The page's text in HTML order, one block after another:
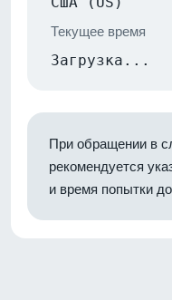
Текущее время
Загрузка...
При обращении в
рекомендуется
и время попытки